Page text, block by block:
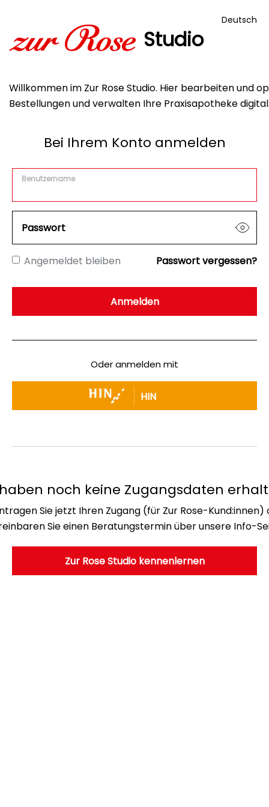
Studio
Willkommen im Zur Rose Studio. Hier bearbeiten und
Bestellungen und verwalten Ihre Praxisapotheke
Deutsch
Bei Ihrem Konto anmelden
Benutzername
Passwort
Angemeldet bleiben Passwort vergessen?
Oder anmelden mit
HIN
noch keine Zugangsdaten
Sie jetzt Ihren Zugang (für Zur Rose-Kund:innen)
Sie einen Beratungstermin über unsere Info-
Zur Rose Studio kennenlernen